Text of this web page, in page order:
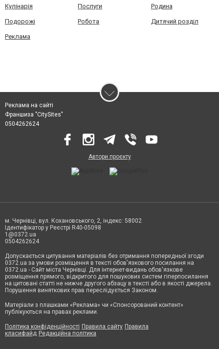
Кулінарія Послуги Родина
Подорожі Робота Дитячий розділ
Реклама
Реклама на сайті
Франшиза "CitySites"
0504262624
Автори проєкту
м. Чернівці, вул. Кохановського, 2, індекс: 58002
Ідентифікатор у Реєстрі R40-05098
1@0372.ua
0504262624
Допускається цитування матеріалів без отримання попередньої згоди
0372.ua за умови розміщення в тексті обов'язкового посилання на
0372.ua - Сайт міста Чернівці. Для інтернет-видань обов'язкове
розміщення прямого, відкритого для пошукових систем гіперпосилання
на цитовані статті не нижче другого абзацу в тексті або в якості джерела.
Порушення виняткових прав переслідується Законом.
Матеріали з плашками «Реклама» чи «Спонсорований контент»
публікуються на правах реклами.
Політика конфіденційності Правила сайту Правила
класифайд Редакційна політика